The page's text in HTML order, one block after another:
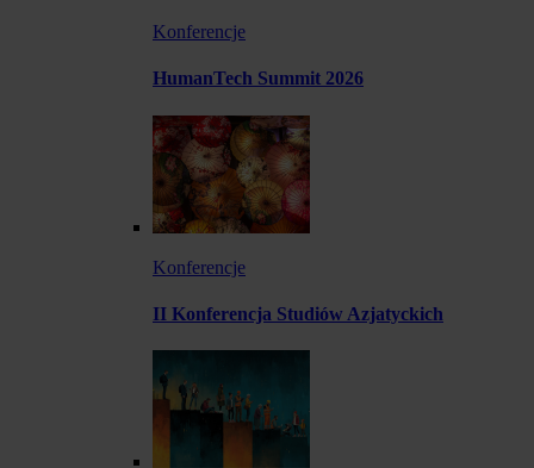
Konferencje
HumanTech Summit 2026
Konferencje
II Konferencja Studiów Azjatyckich